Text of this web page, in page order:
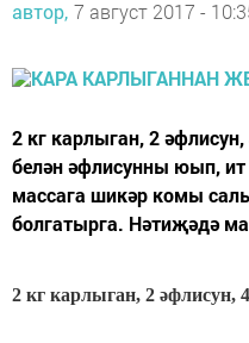
автор, 7 август 2017 -
2 кг карлыган, 2
белән әфлисунны юып,
массага шикәр комы
болгатырга. Нәтиҗәдә
2 кг карлыган, 2 әфлисун,